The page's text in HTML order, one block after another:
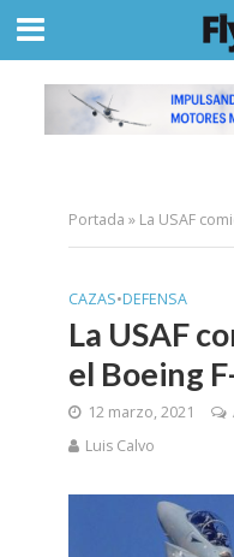
Portada » La USAF
CAZAS•DEFENSA
La USAF
el Boeing
12 marzo, 2021
Luis Calvo